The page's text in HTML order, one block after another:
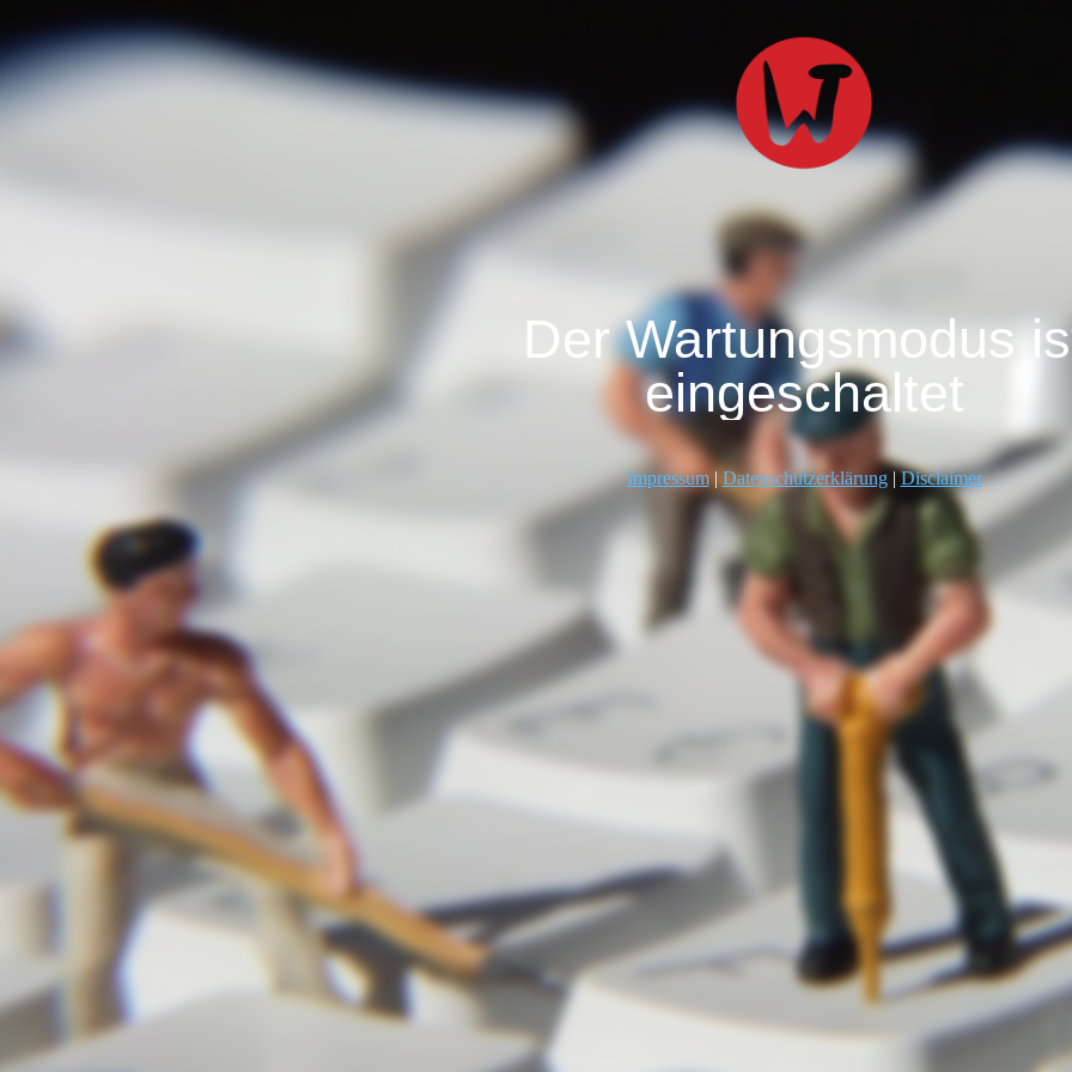
Der Wartungsmodus
eingeschaltet
Impressum| Datenschutzerklärung|Disclaimer